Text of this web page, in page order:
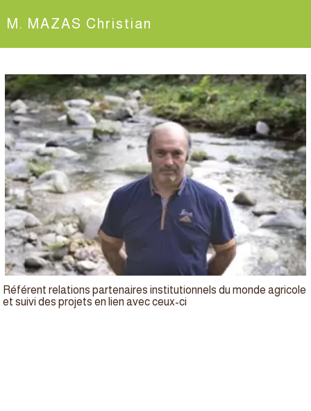
M. MAZAS Christian
Référent relations partenaires institutionnels du monde agricole
et suivi des projets en lien avec ceux-ci